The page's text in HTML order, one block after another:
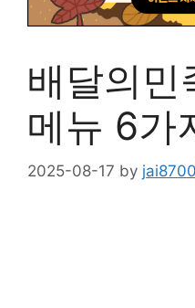
배달의민
메뉴 6가
2025-08-17 by